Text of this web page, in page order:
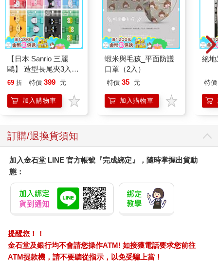
【日本 Sanrio 三麗
鷗】 造型長尾夾3入組
(8款可選) 凱蒂貓 Hello
企鵝
69 折 特價 399 元
加入購物車
蝦米與毛孩_平面防護
口罩（2入）
特價 35 元
加入購物車
絕
特價
訂購/退換貨須知
加入金石堂 LINE 官方帳號『完成綁定』，隨時掌握出貨動
態：
提醒您！！
金石堂及銀行均不會請您操作ATM! 如接獲電話要求您前往
ATM提款機，請不要聽從指示，以免受騙上當！